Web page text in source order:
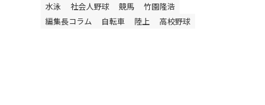
水泳
社会人野球 競馬
竹園隆浩
編集長コラム
自転車 陸上 高校野球